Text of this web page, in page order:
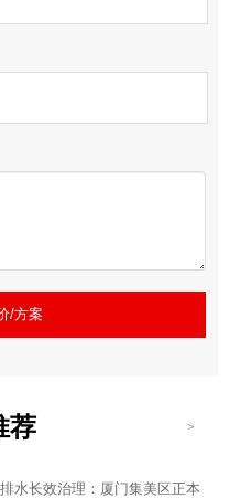
/方案
荐 >
水长效治理：厦门集美区正本